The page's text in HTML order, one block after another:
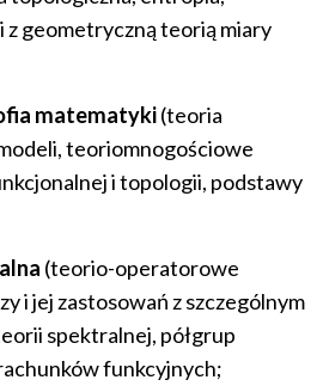
z geometryczną teorią miary
matematyki(teoria
teoriomnogościowe
i topologii, podstawy
(teorio-operatorowe
i jej zastosowań z szczególnym
spektralnej, półgrup
funkcyjnych;